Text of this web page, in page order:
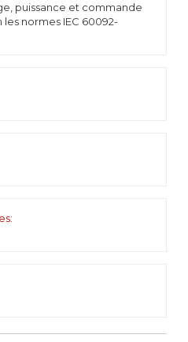
puissance et commande
normes IEC 60092-